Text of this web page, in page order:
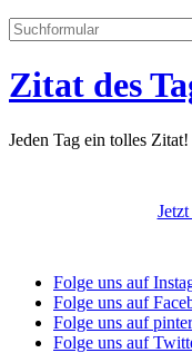
Zitat des
Jeden Tag ein tolles Zitat!
Folge uns auf
Folge uns auf
Folge uns auf
Folge uns auf